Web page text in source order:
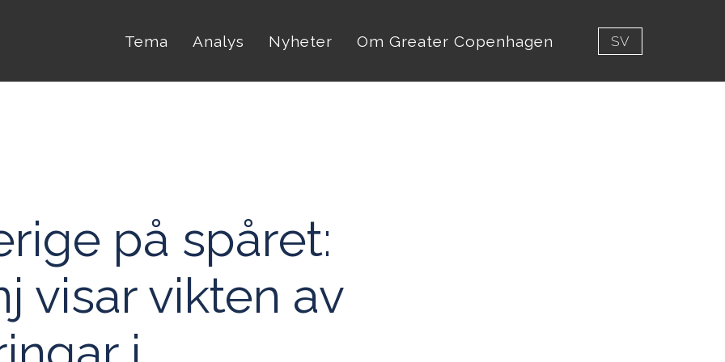
Tema Analys Nyheter Om Greater Copenhagen SV
på spåret:
visar vikten av